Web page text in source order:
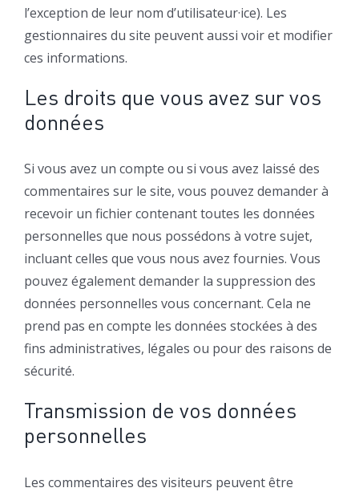
l’exception de leur nom d’utilisateur·ice). Les
gestionnaires du site peuvent aussi voir et modifier
ces informations.
Les droits que vous avez sur vos
données
Si vous avez un compte ou si vous avez laissé des
commentaires sur le site, vous pouvez demander à
recevoir un fichier contenant toutes les données
personnelles que nous possédons à votre sujet,
incluant celles que vous nous avez fournies. Vous
pouvez également demander la suppression des
données personnelles vous concernant. Cela ne
prend pas en compte les données stockées à des
fins administratives, légales ou pour des raisons de
sécurité.
Transmission de vos données
personnelles
Les commentaires des visiteurs peuvent être